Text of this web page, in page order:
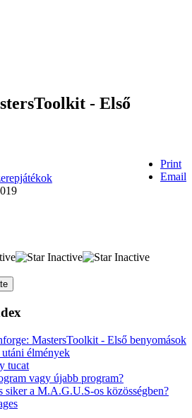
- Első
Print
Email
MastersToolkit - Első benyomások
utáni élmények
tucat
vagy újabb program?
siker a M.A.G.U.S-os közösségben?